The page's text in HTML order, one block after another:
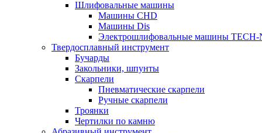
Шлифовальные машины
Машины CHD
Машины Dis
Электрошлифовальные машины TECH-
Твердосплавный инструмент
Бучарды
Закольники, шпунты
Скарпели
Пневматические скарпели
Ручные скарпели
Троянки
Чертилки по камню